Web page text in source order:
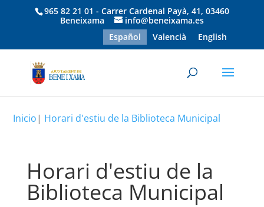
965 82 21 01 - Carrer Cardenal Payà, 41, 03460
Beneixama
info@beneixama.es
Español
Valencià English
Inicio| Horari d'estiu de la Biblioteca Municipal
Horari d'estiu de la
Biblioteca Municipal